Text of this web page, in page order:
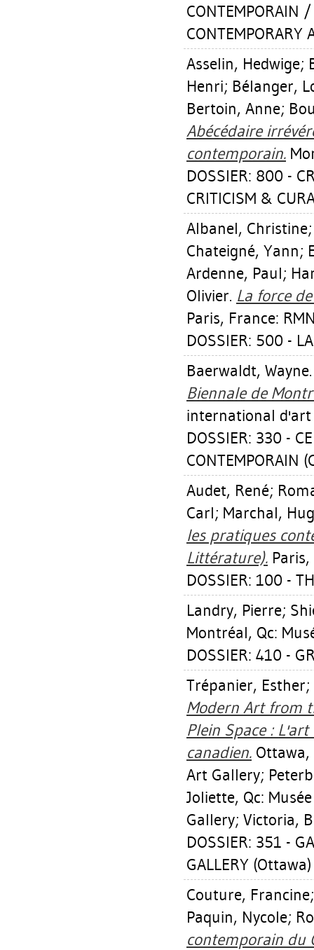
CONTEMPORAIN
CONTEMPORARY
Asselin, Hedwige;
Henri; Bélanger,
Bertoin, Anne;
Abécédaire
contemporain.
DOSSIER: 800 -
CRITICISM &
Albanel, Christine
Chateigné, Yann;
Ardenne, Paul;
Olivier. La force
Paris, France:
DOSSIER: 500 -
Baerwaldt, Wayne
Biennale de
international
DOSSIER: 330 -
CONTEMPORAIN
Audet, René;
Carl; Marchal,
les pratiques
Littérature).
DOSSIER: 100 -
Landry, Pierre;
Montréal, Qc:
DOSSIER: 410 -
Trépanier, Esther;
Modern Art from
Plein Space :
canadien.
Art Gallery;
Joliette, Qc:
Gallery; Victoria,
DOSSIER: 351 -
GALLERY (Ottawa)
Couture, Francine
Paquin, Nycole;
contemporain du